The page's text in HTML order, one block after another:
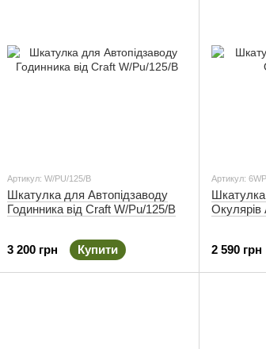
Артикул: W/PU/125/B
Шкатулка для Автопідзаводу
Годинника від Craft W/Pu/125/B
3 200 грн Купити
Артикул:
Шкатулка
Окулярів
2 590 грн